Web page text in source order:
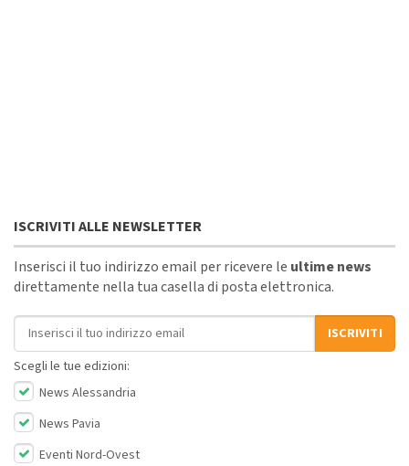
ISCRIVITI ALLE NEWSLETTER
Inserisci il tuo indirizzo email per ricevere le ultime news
direttamente nella tua casella di posta elettronica.
Indirizzo email
ISCRIVITI
Scegli le tue edizioni:
News Alessandria
News Pavia
Eventi Nord-Ovest